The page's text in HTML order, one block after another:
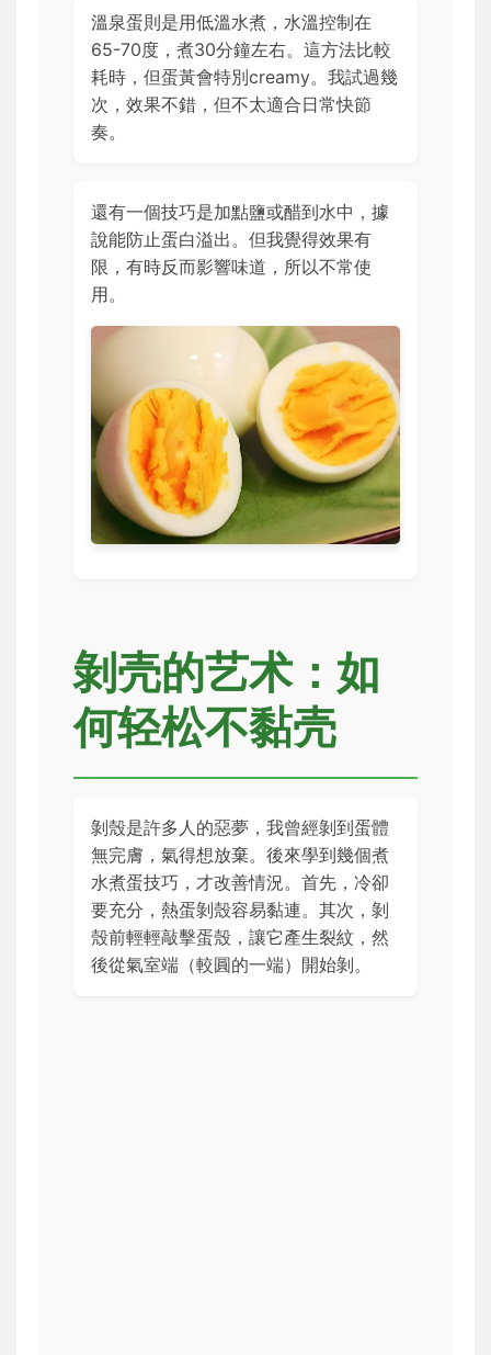
溫泉蛋則是用低溫水煮，水溫控制在
65-70度，煮30分鐘左右。這方法比較
耗時，但蛋黃會特別creamy。我試過幾
次，效果不錯，但不太適合日常快節
奏。
還有一個技巧是加點鹽或醋到水中，據
說能防止蛋白溢出。但我覺得效果有
限，有時反而影響味道，所以不常使
用。
剝壳的艺术：如
何轻松不黏壳
剝殼是許多人的惡夢，我曾經剝到蛋體
無完膚，氣得想放棄。後來學到幾個煮
水煮蛋技巧，才改善情況。首先，冷卻
要充分，熱蛋剝殼容易黏連。其次，剝
殼前輕輕敲擊蛋殼，讓它產生裂紋，然
後從氣室端（較圓的一端）開始剝。